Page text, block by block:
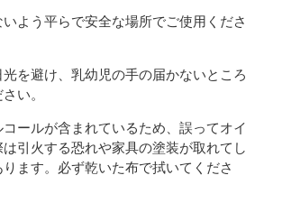
よう平らで安全な場所でご使用くださ
を避け、乳幼児の手の届かないところ
い。
ールが含まれているため、誤ってオイ
引火する恐れや家具の塗装が取れてし
ります。必ず乾いた布で拭いてくださ